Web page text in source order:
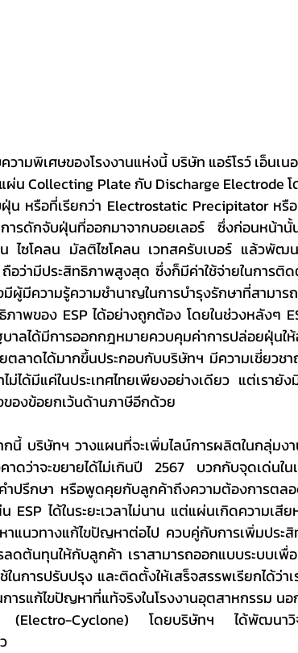
น Collecting Plate กับ Discharge Electrode
น หรือที่เรียกว่า Electrostatic Precipitator หรื
ารดักจับฝุ่นที่ออกมาจากบอยเลอร์ ซึ่งก่อนหน้า
ไซโคลน มัลติไซโคลน เวทสครับเบอร์ แล้วพัฒ
ถือว่ามีประสิทธิภาพสูงสุด ซึ่งก็มีค่าใช้จ่ายในการ
มีความรู้ความชำนาญในการบำรุงรักษาที่สามาร
ภาพของ ESP ได้อย่างถูกต้อง โดยในช่วงหลังๆ
บาลได้มีการออกกฎหมายควบคุมค่าการปล่อย
ตลาดได้มากขึ้นประกอบกับบริษัทฯ มีความเชี่ยว
ไม่ได้มีแค่ในประเทศไทยเพียงอย่างเดียว แต่เร
ของข้อยกเว้นด้านภาษีอีกด้วย
าดว่าจะขยายได้ไม่เกินปี 2567 บวกกับจุดเด่น
ำปรึกษา หรือพูดคุยกับลูกค้าถึงความต้องการต
น ESP ได้ในระยะเวลาไม่นาน แต่แผ่นเกิดความเสี
าแนวทางแก้ไขปัญหาต่อไป ควบคู่กับการเพิ่มประ
ลดต้นทุนให้กับลูกค้า เราสามารถออกแบบระบบเ
ในการปรับปรุง และติดตั้งให้เสร็จสรรพเรียกได้ว่า
ารแก้ไขปัญหาที่แท้จริงในโรงงานอุตสาหกรรม น
(Electro-Cyclone) โดยบริษัทฯ ได้พัฒนาวิจั